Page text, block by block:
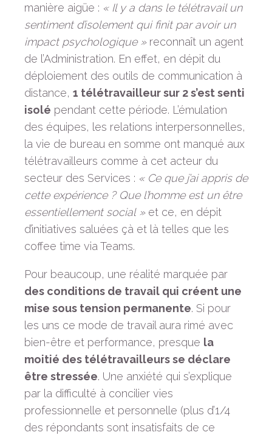
manière aigüe : « Il y a dans le télétravail un
sentiment d’isolement qui finit par avoir un
impact psychologique » reconnaît un agent
de l’Administration. En effet, en dépit du
déploiement des outils de communication à
distance, 1 télétravailleur sur 2 s’est senti
isolé pendant cette période. L’émulation
des équipes, les relations interpersonnelles,
la vie de bureau en somme ont manqué aux
télétravailleurs comme à cet acteur du
secteur des Services : « Ce que j’ai appris de
cette expérience ? Que l’homme est un être
essentiellement social »et ce, en dépit
d’initiatives saluées çà et là telles que les
coffee time via Teams.
Pour beaucoup, une réalité marquée par
des conditions de travail qui créent une
mise sous tension permanente. Si pour
les uns ce mode de travail aura rimé avec
bien-être et performance, presque la
moitié des télétravailleurs se déclare
être stressée. Une anxiété qui s’explique
par la difficulté à concilier vies
professionnelle et personnelle (plus d’1/4
des répondants sont insatisfaits de ce